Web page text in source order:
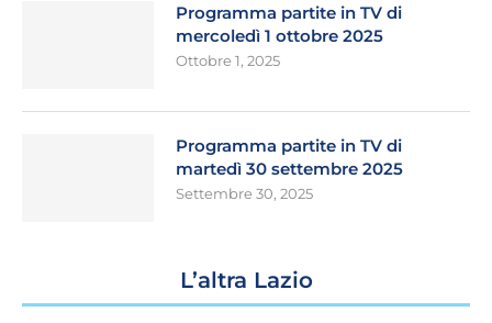
Programma partite in TV di
mercoledì 1 ottobre 2025
Ottobre 1, 2025
Programma partite in TV di
martedì 30 settembre 2025
Settembre 30, 2025
L’altra Lazio